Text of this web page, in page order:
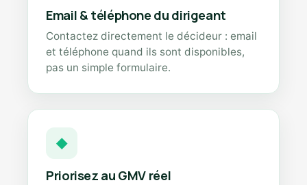
Email & téléphone du dirigeant
Contactez directement le décideur : email
et téléphone quand ils sont disponibles,
pas un simple formulaire.
◆
Priorisez au GMV réel